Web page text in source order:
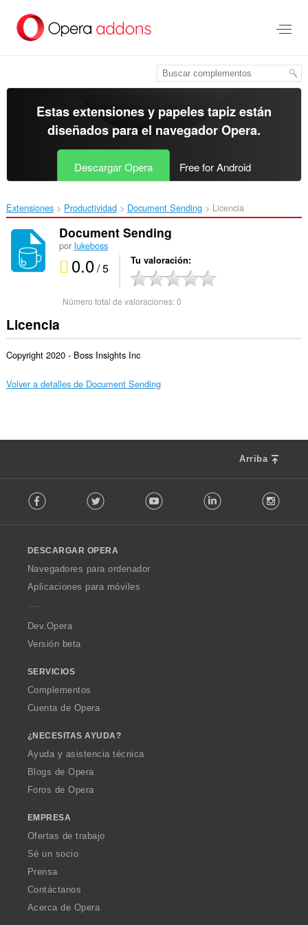
contenido
Estas extensiones y papeles tapiz están
diseñados para el navegador Opera.
Descargar Opera Free for Android
Extensiones Productividad Document Sending‎ Licencia
Document Sending
por lukeboss
0.0/ 5 Tu valoración
Número total de valoraciones:0
Licencia
Copyright 2020 - Boss Insights Inc
Volver a detalles de Document Sending
Arriba
o
w
O
p
a
Facebook Twitter Youtube LinkedIn
DESCARGAR OPERA
Navegadores para ordenador
Aplicaciones para móviles
Dev.Opera
Versión beta
SERVICIOS
Complementos
Cuenta de Opera
¿NECESITAS AYUDA?
Ayuda y asistencia técnica
Blogs de Opera
Foros de Opera
EMPRESA
Ofertas de trabajo
Sé un socio
Prensa
Contáctanos
Acerca de Opera